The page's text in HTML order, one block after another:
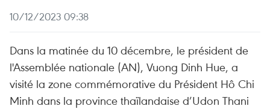
10/12/2023 09:38
Dans la matinée du 10 décembre, le président de
l'Assemblée nationale (AN), Vuong Dinh Hue, a
visité la zone commémorative du Président Hô Chi
Minh dans la province thaïlandaise d’Udon Thani